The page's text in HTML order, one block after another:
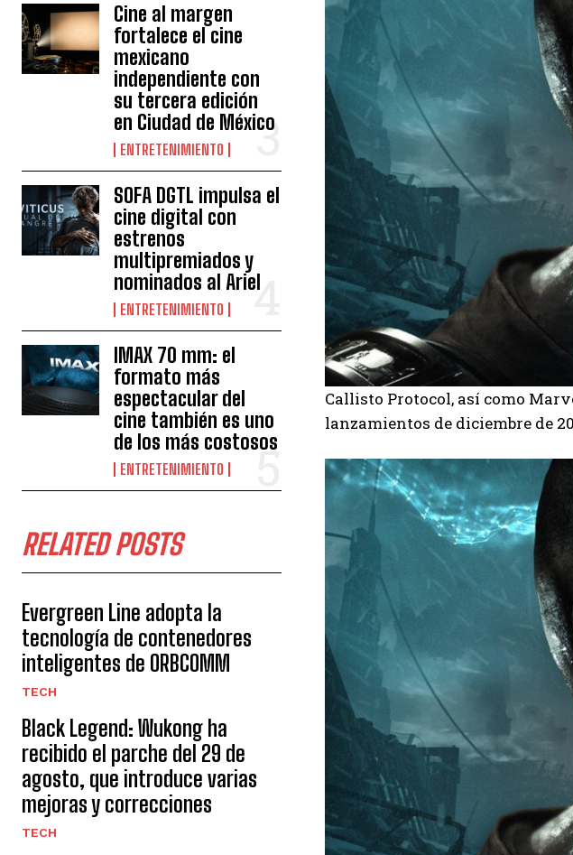
I
I've read and accept the
Cine al margen
fortalece el cine
mexicano
independiente con
su tercera edición
en Ciudad de México
ENTRETENIMIENTO
SOFA DGTL impulsa el
cine digital con
estrenos
multipremiados y
nominados al Ariel
ENTRETENIMIENTO
IMAX 70 mm: el
formato más
espectacular del
cine también es uno
de los más costosos
ENTRETENIMIENTO
RELATED POSTS
Evergreen Line adopta la
tecnología de contenedores
inteligentes de ORBCOMM
TECH
Black Legend: Wukong ha
recibido el parche del 29 de
agosto, que introduce varias
mejoras y correcciones
TECH
Callisto Protocol, así como
lanzamientos de diciembre de